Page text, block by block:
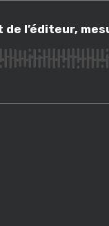
mesure de
l’éditeur,